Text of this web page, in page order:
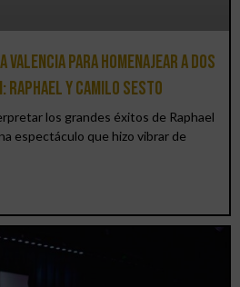
Valencia para homenajear a dos
y Camilo Sesto
los grandes éxitos de Raphael
espectáculo que hizo vibrar de